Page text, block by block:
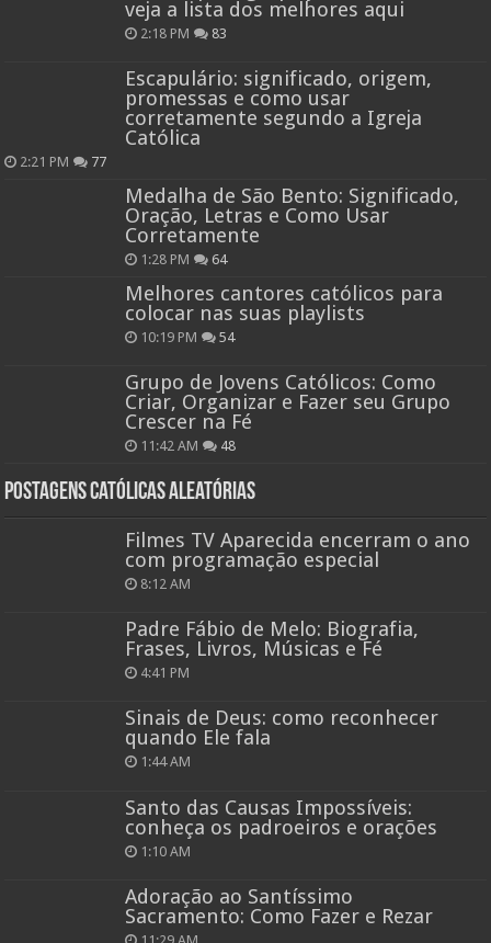
veja a lista dos melhores aqui
2:18 PM 83
Escapulário: significado, origem,
promessas e como usar
corretamente segundo a Igreja
Católica
2:21 PM 77
Medalha de São Bento: Significado,
Oração, Letras e Como Usar
Corretamente
1:28 PM 64
Melhores cantores católicos para
colocar nas suas playlists
10:19 PM 54
Grupo de Jovens Católicos: Como
Criar, Organizar e Fazer seu Grupo
Crescer na Fé
11:42 AM 48
Postagens católicas aleatórias
Filmes TV Aparecida encerram o ano
com programação especial
8:12 AM
Padre Fábio de Melo: Biografia,
Frases, Livros, Músicas e Fé
4:41 PM
Sinais de Deus: como reconhecer
quando Ele fala
1:44 AM
Santo das Causas Impossíveis:
conheça os padroeiros e orações
1:10 AM
Adoração ao Santíssimo
Sacramento: Como Fazer e Rezar